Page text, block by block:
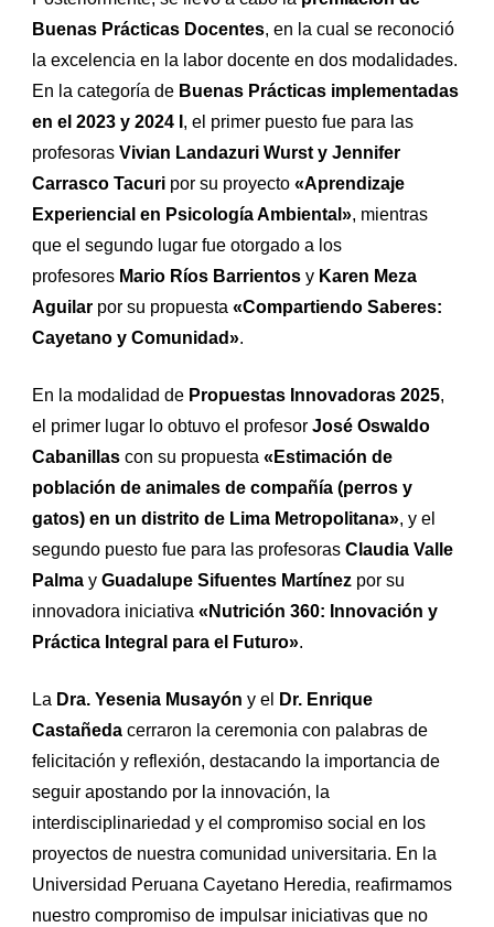
Buenas Prácticas Docentes, en la cual se reconoció
la excelencia en la labor docente en dos modalidades.
En la categoría de Buenas Prácticas implementadas
en el 2023 y 2024 I , el primer puesto fue para las
profesorasVivian Landazuri Wurst y Jennifer
Carrasco Tacuri por su proyecto«Aprendizaje
Experiencial en Psicología Ambiental», mientras
que el segundo lugar fue otorgado a los
profesores Mario Ríos Barrientosy Karen Meza
Aguilar por su propuesta«Compartiendo Saberes:
Cayetano y Comunidad».
En la modalidad de Propuestas Innovadoras 2025,
el primer lugar lo obtuvo el profesorJosé Oswaldo
Cabanillas con su propuesta«Estimación de
población de animales de compañía (perros y
gatos) en un distrito de Lima Metropolitana», y el
segundo puesto fue para las profesorasClaudia Valle
Palma yGuadalupe Sifuentes Martínez por su
innovadora iniciativa«Nutrición 360: Innovación y
Práctica Integral para el Futuro».
La Dra. Yesenia Musayón y el
Dr. Enrique
Castañeda cerraron la ceremonia con palabras de
felicitación y reflexión, destacando la importancia de
seguir apostando por la innovación, la
interdisciplinariedad y el compromiso social en los
proyectos de nuestra comunidad universitaria. En la
Universidad Peruana Cayetano Heredia, reafirmamos
nuestro compromiso de impulsar iniciativas que no